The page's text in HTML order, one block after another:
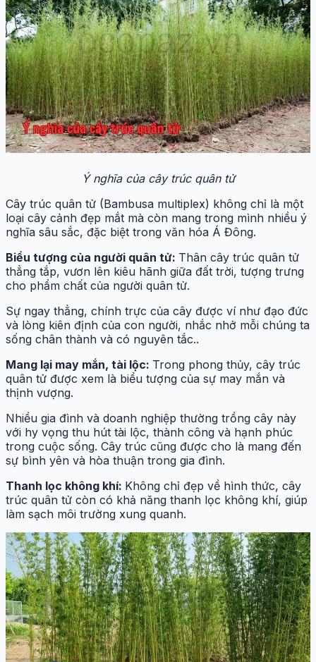
Ý nghĩa của cây trúc quân tử
Cây trúc quân tử (Bambusa multiplex) không chỉ là một
loại cây cảnh đẹp mắt mà còn mang trong mình nhiều ý
nghĩa sâu sắc, đặc biệt trong văn hóa Á Đông.
Biểu tượng của người quân tử: Thân cây trúc quân tử
thẳng tắp, vươn lên kiêu hãnh giữa đất trời, tượng trưng
cho phẩm chất của người quân tử.
Sự ngay thẳng, chính trực của cây được ví như đạo đức
và lòng kiên định của con người, nhắc nhở mỗi chúng ta
sống chân thành và có nguyên tắc..
Mang lại may mắn, tài lộc: Trong phong thủy, cây trúc
quân tử được xem là biểu tượng của sự may mắn và
thịnh vượng.
Nhiều gia đình và doanh nghiệp thường trồng cây này
với hy vọng thu hút tài lộc, thành công và hạnh phúc
trong cuộc sống. Cây trúc cũng được cho là mang đến
sự bình yên và hòa thuận trong gia đình.
Thanh lọc không khí: Không chỉ đẹp về hình thức, cây
trúc quân tử còn có khả năng thanh lọc không khí, giúp
làm sạch môi trường xung quanh.